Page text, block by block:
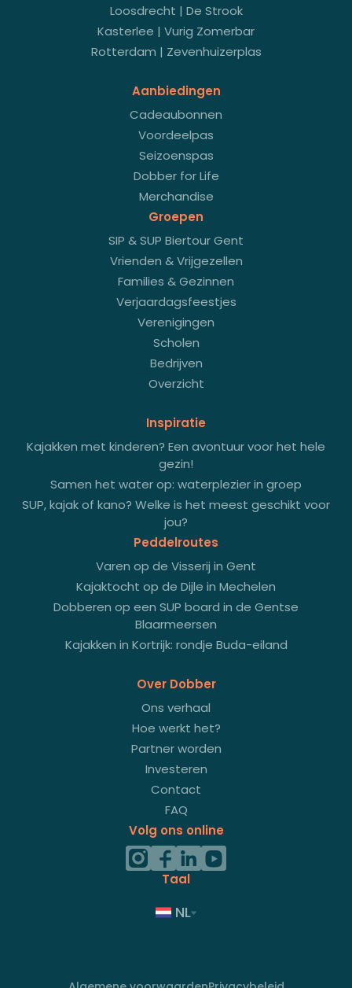
Loosdrecht | De Strook
Kasterlee | Vurig Zomerbar
Rotterdam | Zevenhuizerplas
Aanbiedingen
Cadeaubonnen
Voordeelpas
Seizoenspas
Dobber for Life
Merchandise
Groepen
SIP & SUP Biertour Gent
Vrienden & Vrijgezellen
Families & Gezinnen
Verjaardagsfeestjes
Verenigingen
Scholen
Bedrijven
Overzicht
Inspiratie
Kajakken met kinderen? Een avontuur voor het hele
gezin!
Samen het water op: waterplezier in groep
SUP, kajak of kano? Welke is het meest geschikt voor
jou?
Peddelroutes
Varen op de Visserij in Gent
Kajaktocht op de Dijle in Mechelen
Dobberen op een SUP board in de Gentse
Blaarmeersen
Kajakken in Kortrijk: rondje Buda-eiland
Over Dobber
Ons verhaal
Hoe werkt het?
Partner worden
Investeren
Contact
FAQ
Volg ons online
Taal
NL